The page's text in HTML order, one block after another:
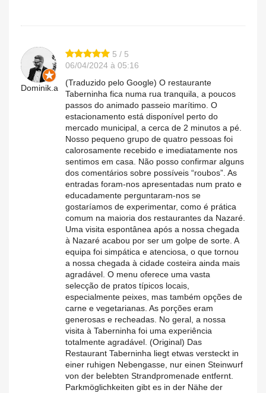
Dominik.a
5 / 5
06/04/2024 à 05:16
(Traduzido pelo Google) O restaurante
Taberninha fica numa rua tranquila, a poucos
passos do animado passeio marítimo. O
estacionamento está disponível perto do
mercado municipal, a cerca de 2 minutos a pé.
Nosso pequeno grupo de quatro pessoas foi
calorosamente recebido e imediatamente nos
sentimos em casa. Não posso confirmar alguns
dos comentários sobre possíveis “roubos”. As
entradas foram-nos apresentadas num prato e
educadamente perguntaram-nos se
gostaríamos de experimentar, como é prática
comum na maioria dos restaurantes da Nazaré.
Uma visita espontânea após a nossa chegada
à Nazaré acabou por ser um golpe de sorte. A
equipa foi simpática e atenciosa, o que tornou
a nossa chegada à cidade costeira ainda mais
agradável. O menu oferece uma vasta
selecção de pratos típicos locais,
especialmente peixes, mas também opções de
carne e vegetarianas. As porções eram
generosas e recheadas. No geral, a nossa
visita à Taberninha foi uma experiência
totalmente agradável. (Original) Das
Restaurant Taberninha liegt etwas versteckt in
einer ruhigen Nebengasse, nur einen Steinwurf
von der belebten Strandpromenade entfernt.
Parkmöglichkeiten gibt es in der Nähe der